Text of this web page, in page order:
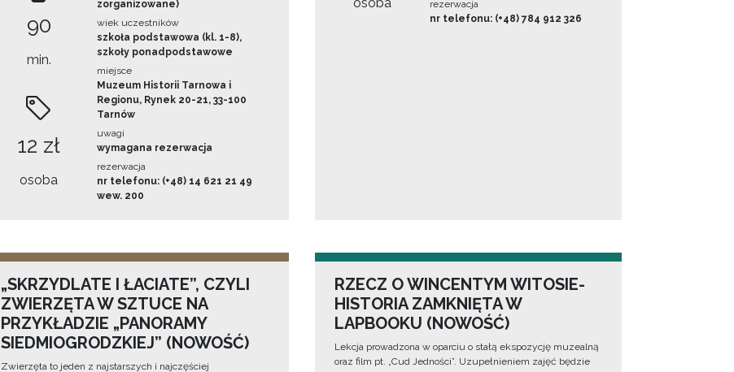
90
min.
12 zł
osoba
zorganizowane)
wiek uczestników
szkoła podstawowa (kl. 1-8),
szkoły ponadpodstawowe
miejsce
Muzeum Historii Tarnowa i
Regionu, Rynek 20-21, 33-100
Tarnów
uwagi
wymagana rezerwacja
rezerwacja
nr telefonu: (+48) 14 621 21 49
wew. 200
rezerwacja
nr telefonu: (+48) 784 912 326
„SKRZYDLATE I ŁACIATE”, CZYLI
ZWIERZĘTA W SZTUCE NA
PRZYKŁADZIE „PANORAMY
SIEDMIOGRODZKIEJ” (NOWOŚĆ)
Zwierzęta to jeden z najstarszych i najczęściej
RZECZ O WINCENTYM WITOSIE-
HISTORIA ZAMKNIĘTA W
LAPBOOKU (NOWOŚĆ)
Lekcja prowadzona w oparciu o stałą ekspozycję muzealną
oraz film pt. „Cud Jedności”. Uzupełnieniem zajęć będzie